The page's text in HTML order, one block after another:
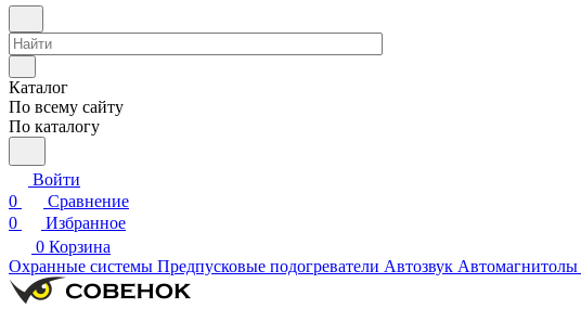
Каталог
По всему сайту
По каталогу
Войти
0
Сравнение
0
Избранное
0 Корзина
Охранные системы Предпусковые подогреватели Автозвук Автомагнитолы